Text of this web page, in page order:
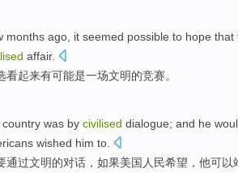
months ago it seemed possible to hope that
affair.
看起来有可能是一场文明的竞赛。
country was by civilised dialogue; and he
wished him to.
通过文明的对话 ， 如果美国人民希望 ， 他可以